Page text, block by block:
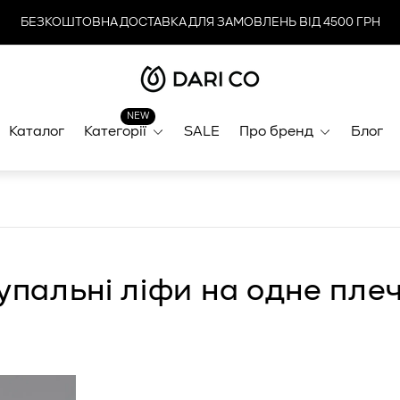
БЕЗКОШТОВНА ДОСТАВКА ДЛЯ ЗАМОВЛЕНЬ ВІД 4500 ГРН
Логотип
магазину"
Каталог Категорії
NEW
SALE Про бренд Блог
ліфи на одне